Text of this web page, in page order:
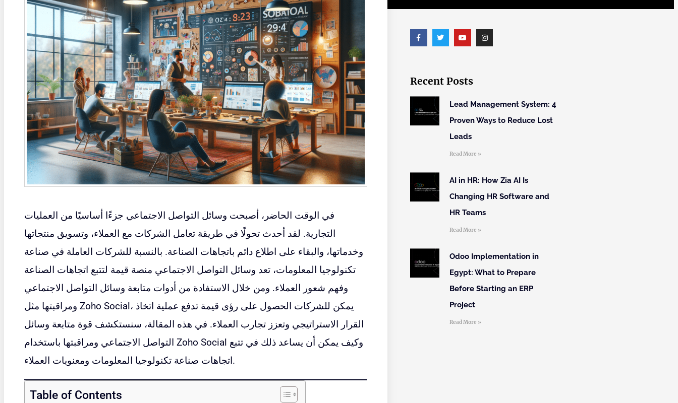
في الوقت الحاضر، أصبحت وسائل التواصل الاجتماعي جزءًا أساسيًا من العمليات
التجارية. لقد أحدث تحولًا في طريقة تعامل الشركات مع العملاء، وتسويق منتجاتها
وخدماتها، والبقاء على اطلاع دائم باتجاهات الصناعة. بالنسبة للشركات العاملة في صناعة
تكنولوجيا المعلومات، تعد وسائل التواصل الاجتماعي منصة قيمة لتتبع اتجاهات الصناعة
وفهم شعور العملاء. ومن خلال الاستفادة من أدوات متابعة وسائل التواصل الاجتماعي
ومراقبتها مثل Zoho Social، يمكن للشركات الحصول على رؤى قيمة تدفع عملية اتخاذ
القرار الاستراتيجي وتعزز تجارب العملاء. في هذه المقالة، سنستكشف قوة متابعة وسائل
التواصل الاجتماعي ومراقبتها باستخدام Zoho Social وكيف يمكن أن يساعد ذلك في تتبع
اتجاهات صناعة تكنولوجيا المعلومات ومعنويات العملاء.
Table of Contents
Recent Posts
Lead Management System: 4
Proven Ways to Reduce Lost
Leads
Read More »
AI in HR: How Zia AI Is
Changing HR Software and
HR Teams
Read More »
Odoo Implementation in
Egypt: What to Prepare
Before Starting an ERP
Project
Read More »